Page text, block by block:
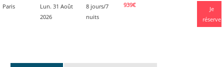
Paris
Lun. 31 Août
2026
8 jours/7
nuits
939€
Je
réserve